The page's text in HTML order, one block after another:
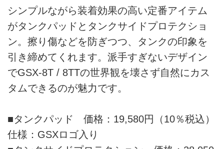
シンプルながら装着効果の高い定番アイテム
がタンクパッドとタンクサイドプロテクショ
ン。擦り傷などを防ぎつつ、タンクの印象を
引き締めてくれます。派手すぎないデザイン
でGSX-8T / 8TTの世界観を壊さず自然にカス
タムできるのが魅力です。
■タンクパッド 価格：19,580円（10％税込）
仕様：GSXロゴ入り